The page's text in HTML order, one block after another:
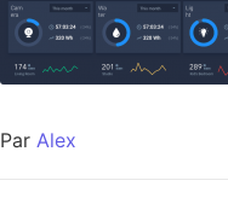
Par Alex